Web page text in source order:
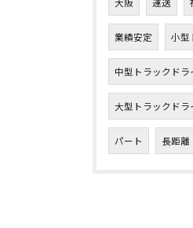
業績安定 小型
中型トラックドラ
大型トラックドラ
パート 長距離